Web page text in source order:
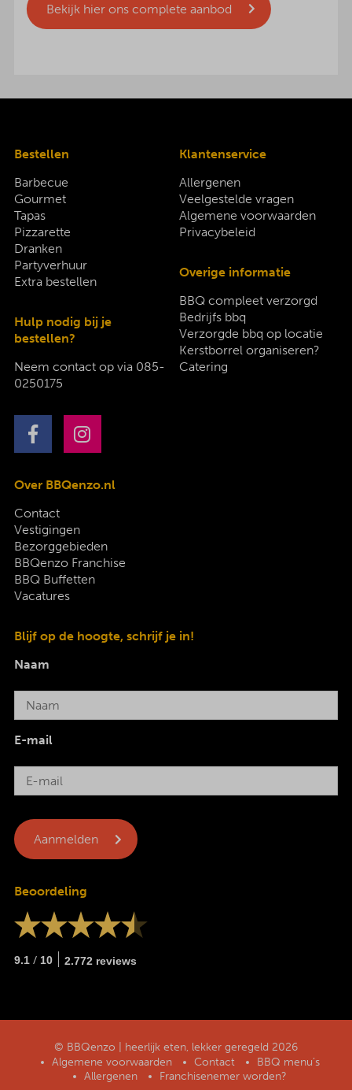
Bekijk hier ons complete aanbod
Bestellen
Barbecue
Gourmet
Tapas
Pizzarette
Dranken
Partyverhuur
Extra bestellen
Hulp nodig bij je
bestellen?
Neem contact op via 085-
0250175
Klantenservice
Allergenen
Veelgestelde vragen
Algemene voorwaarden
Privacybeleid
Overige informatie
BBQ compleet verzorgd
Bedrijfs bbq
Verzorgde bbq op locatie
Kerstborrel organiseren?
Catering
Over BBQenzo.nl
Contact
Vestigingen
Bezorggebieden
BBQenzo Franchise
BBQ Buffetten
Vacatures
Blijf op de hoogte, schrijf je in!
Naam
E-mail
Beoordeling
9.1 / 10 2.772 reviews
© BBQenzo | heerlijk eten, lekker geregeld 2026
Algemene voorwaarden
Contact
BBQ menu’s
Allergenen
Franchisenemer worden?